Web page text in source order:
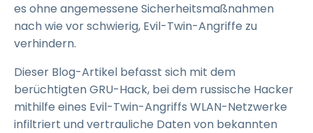
es ohne angemessene Sicherheitsmaßnahmen
nach wie vor schwierig, Evil-Twin-Angriffe zu
verhindern.
Dieser Blog-Artikel befasst sich mit dem
berüchtigten GRU-Hack, bei dem russische Hacker
mithilfe eines Evil-Twin-Angriffs WLAN-Netzwerke
infiltriert und vertrauliche Daten von bekannten